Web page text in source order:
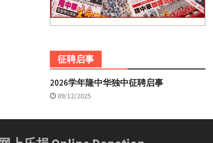
征聘启事
2026学年隆中华独中征聘启事
09/12/2025